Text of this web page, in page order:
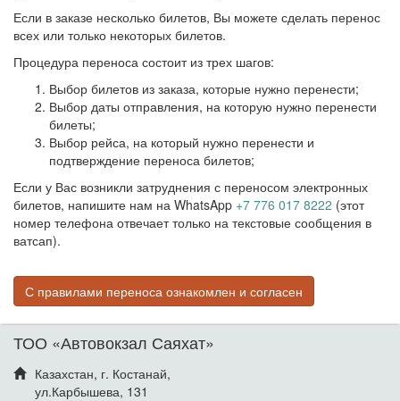
Если в заказе несколько билетов, Вы можете сделать перенос
всех или только некоторых билетов.
Процедура переноса состоит из трех шагов:
Выбор билетов из заказа, которые нужно перенести;
Выбор даты отправления, на которую нужно перенести
билеты;
Выбор рейса, на который нужно перенести и
подтверждение переноса билетов;
Если у Вас возникли затруднения с переносом электронных
билетов, напишите нам на WhatsApp +7 776 017 8222 (этот
номер телефона отвечает только на текстовые сообщения в
ватсап).
С правилами переноса ознакомлен и согласен
ТОО «Автовокзал Саяхат»
Казахстан, г. Костанай,
ул.Карбышева, 131